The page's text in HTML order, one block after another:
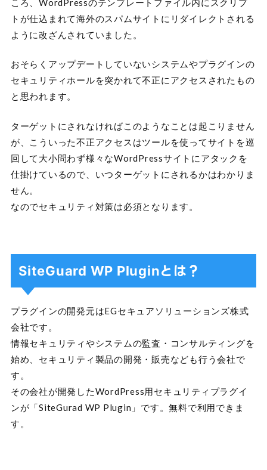
トが仕込まれて海外のスパムサイトにリダイレクトされる
ように改ざんされていました。
おそらくアップデートしていないシステムやプラグインの
セキュリティホールを突かれて不正にアクセスされたもの
と思われます。
ターゲットにされなければこのようなことは起こりません
が、こういった不正アクセスはツールを使ってサイトを巡
回して大小問わず様々なWordPressサイトにアタックを
仕掛けているので、いつターゲットにされるかはわかりま
せん。
なのでセキュリティ対策は必須となります。
SiteGuard WP Pluginとは？
プラグインの開発元はEGセキュアソリューションズ株式
会社です。
情報セキュリティやシステムの監査・コンサルティングを
始め、セキュリティ製品の開発・販売なども行う会社で
す。
その会社が開発したWordPress用セキュリティプラグイ
ンが「SiteGurad WP Plugin」です。無料で利用できま
す。